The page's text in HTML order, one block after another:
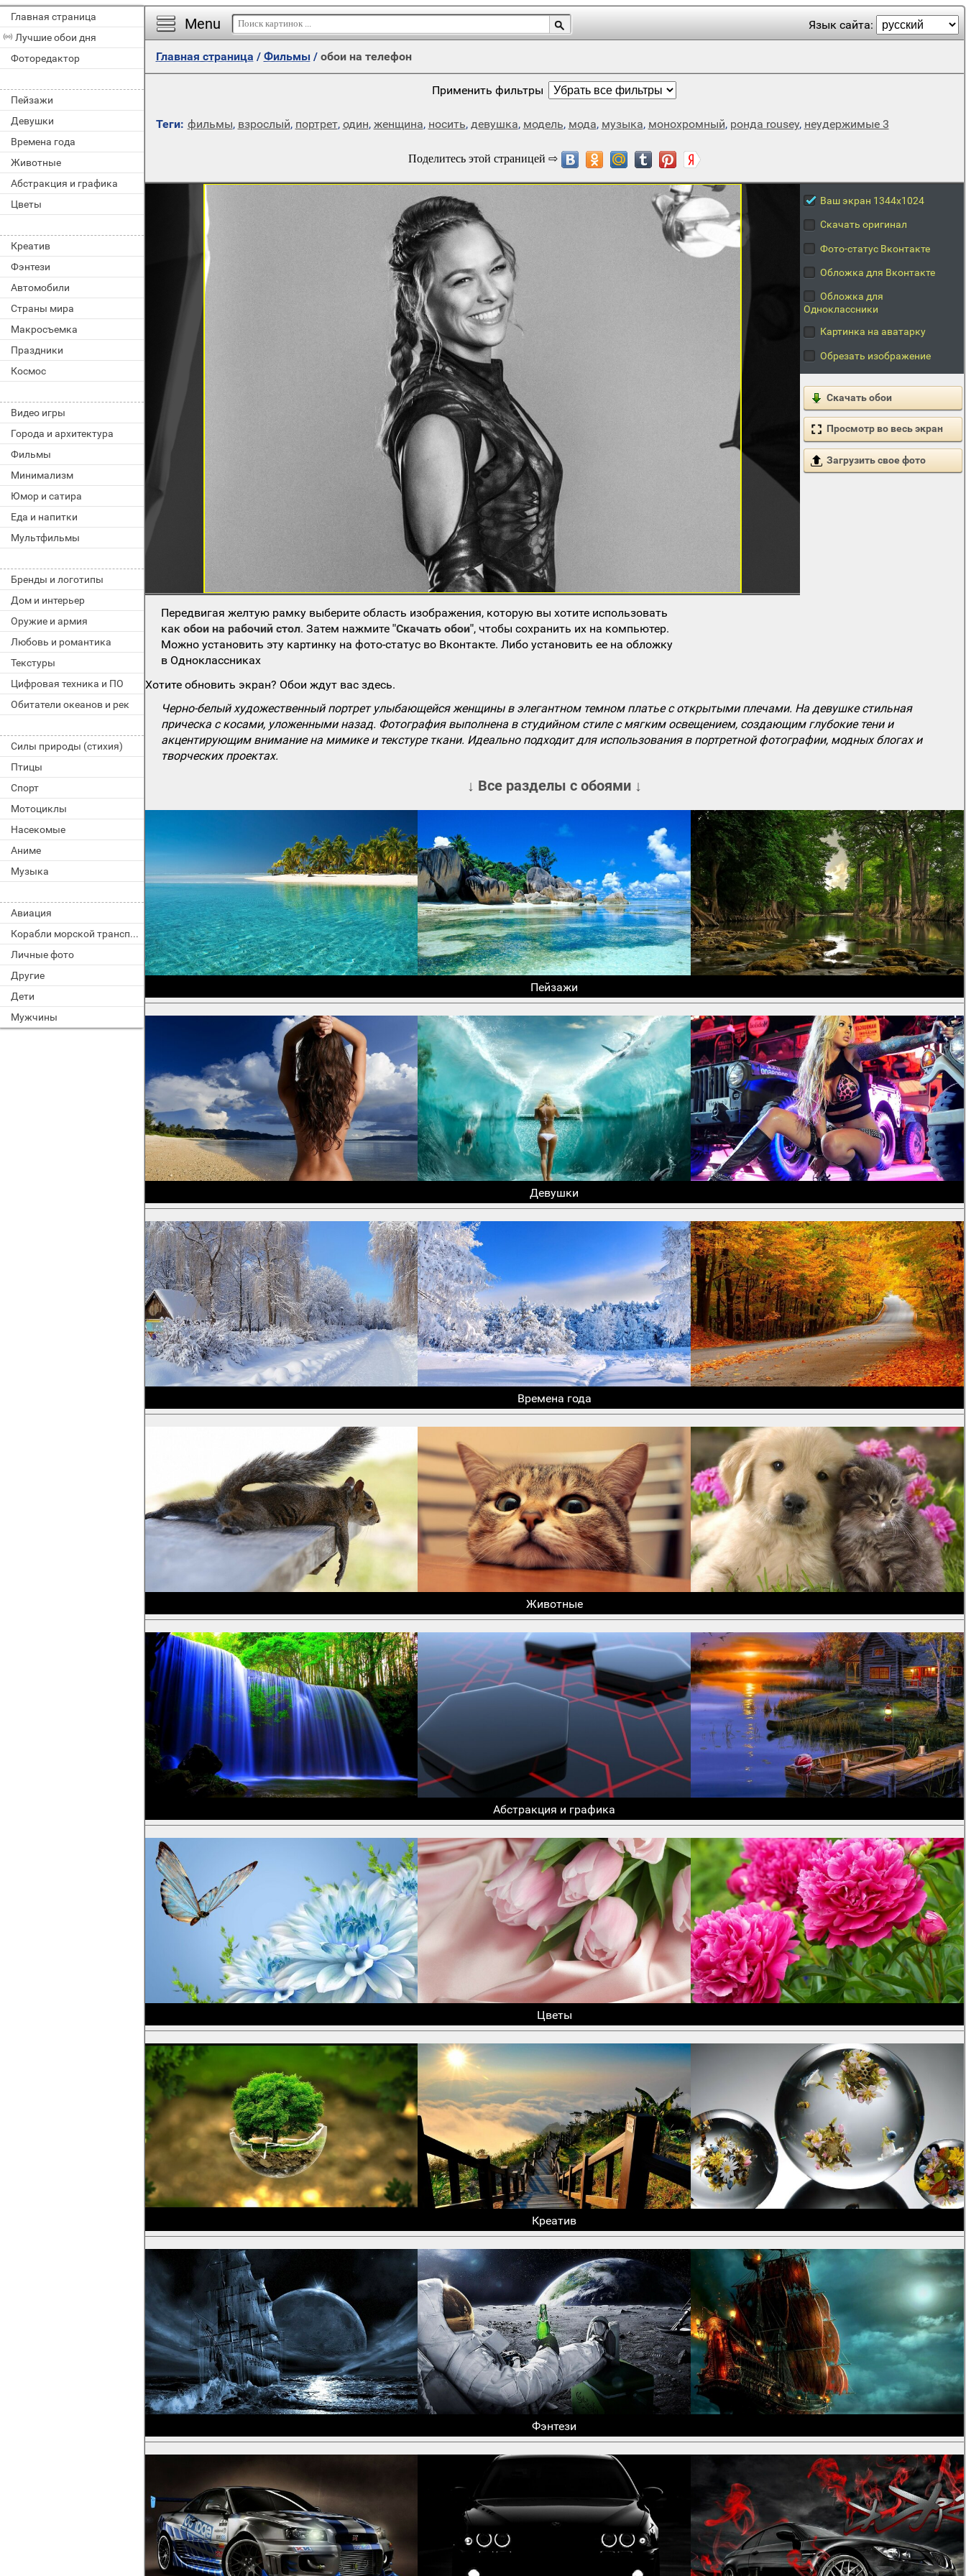
Главная страница
Лучшие обои дня
Фоторедактор
Пейзажи
Девушки
Времена года
Животные
Абстракция и графика
Цветы
Креатив
Фэнтези
Автомобили
Страны мира
Макросъемка
Праздники
Космос
Видео игры
Города и архитектура
Фильмы
Минимализм
Юмор и сатира
Еда и напитки
Мультфильмы
Бренды и логотипы
Дом и интерьер
Оружие и армия
Любовь и романтика
Текстуры
Цифровая техника и ПО
Обитатели океанов и рек
Силы природы (стихия)
Птицы
Спорт
Мотоциклы
Насекомые
Аниме
Музыка
Авиация
Корабли морской транспорт
Личные фото
Другие
Дети
Мужчины
Menu Язык сайта:
Главная страница / Фильмы/ обои на телефон
Применить фильтры
Теги: фильмы, взрослый, портрет, один, женщина, носить, девушка, модель, мода, музыка, монохромный, ронда rousey, неудержимые 3
Ваш экран 1344x1024
Скачать оригинал
Фото-статус Вконтакте
Обложка для Вконтакте
Обложка для
Одноклассники
Картинка на аватарку
Обрезать изображение
Скачать обои
Просмотр во весь экран
Загрузить свое фото
Передвигая желтую рамку выберите область изображения, которую вы хотите использовать
какобои на рабочий стол. Затем нажмите"Скачать обои", чтобы сохранить их на компьютер.
Можно установить эту картинку на фото-статус во Вконтакте. Либо установить ее на обложку
в Одноклассниках
Хотите обновить экран? Обои ждут вас здесь.
Черно-белый художественный портрет улыбающейся женщины в элегантном темном платье с открытыми плечами. На девушке стильная
прическа с косами, уложенными назад. Фотография выполнена в студийном стиле с мягким освещением, создающим глубокие тени и
акцентирующим внимание на мимике и текстуре ткани. Идеально подходит для использования в портретной фотографии, модных блогах и
творческих проектах.
↓ Все разделы с обоями ↓
Пейзажи
Девушки
Времена года
Животные
Абстракция и графика
Цветы
Креатив
Фэнтези